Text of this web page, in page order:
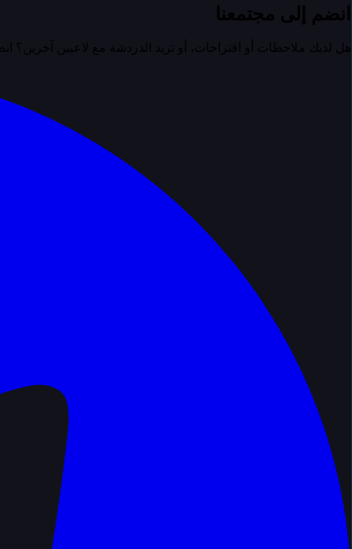
انضم إلى مجتمعنا
هل لديك ملاحظات أو اقتراحات، أو تريد الدردشة مع لاعبين